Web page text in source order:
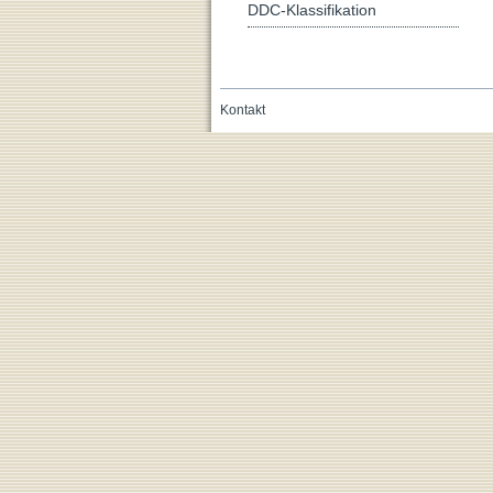
DDC-Klassifikation
Kontakt